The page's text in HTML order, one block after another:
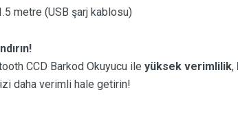
metre (USB şarj kablosu)
CCD Barkod Okuyucu ile yüksek verimlilik,
daha verimli hale getirin!